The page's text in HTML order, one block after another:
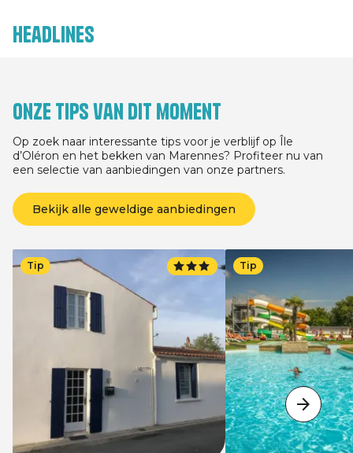
Headlines
Onze tips van dit moment
Op zoek naar interessante tips voor je verblijf op Île
d’Oléron en het bekken van Marennes? Profiteer nu van
een selectie van aanbiedingen van onze partners.
Bekijk alle geweldige aanbiedingen
Tip Tip